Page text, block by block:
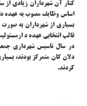
اساس وظایف مصوب به عهده
بسیاری از شهرداران به
قالب انتخابی عهده د
در سال تاسیس شهرداری
دلان کان متمرکز بودند،
کردند.